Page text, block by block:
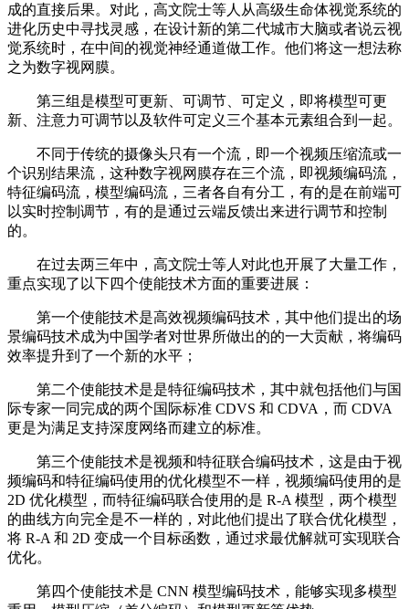
成的直接后果。对此，高文院士等人从高级生命体视觉系统的
进化历史中寻找灵感，在设计新的第二代城市大脑或者说云视
觉系统时，在中间的视觉神经通道做工作。他们将这一想法称
之为数字视网膜。
第三组是模型可更新、可调节、可定义，即将模型可更
新、注意力可调节以及软件可定义三个基本元素组合到一起。
不同于传统的摄像头只有一个流，即一个视频压缩流或一
个识别结果流，这种数字视网膜存在三个流，即视频编码流，
特征编码流，模型编码流，三者各自有分工，有的是在前端可
以实时控制调节，有的是通过云端反馈出来进行调节和控制
的。
在过去两三年中，高文院士等人对此也开展了大量工作，
重点实现了以下四个使能技术方面的重要进展：
第一个使能技术是高效视频编码技术，其中他们提出的场
景编码技术成为中国学者对世界所做出的的一大贡献，将编码
效率提升到了一个新的水平；
第二个使能技术是是特征编码技术，其中就包括他们与国
际专家一同完成的两个国际标准 CDVS 和 CDVA，而 CDVA
更是为满足支持深度网络而建立的标准。
第三个使能技术是视频和特征联合编码技术，这是由于视
频编码和特征编码使用的优化模型不一样，视频编码使用的是
2D 优化模型，而特征编码联合使用的是 R-A 模型，两个模型
的曲线方向完全是不一样的，对此他们提出了联合优化模型，
将 R-A 和 2D 变成一个目标函数，通过求最优解就可实现联合
优化。
第四个使能技术是 CNN 模型编码技术，能够实现多模型